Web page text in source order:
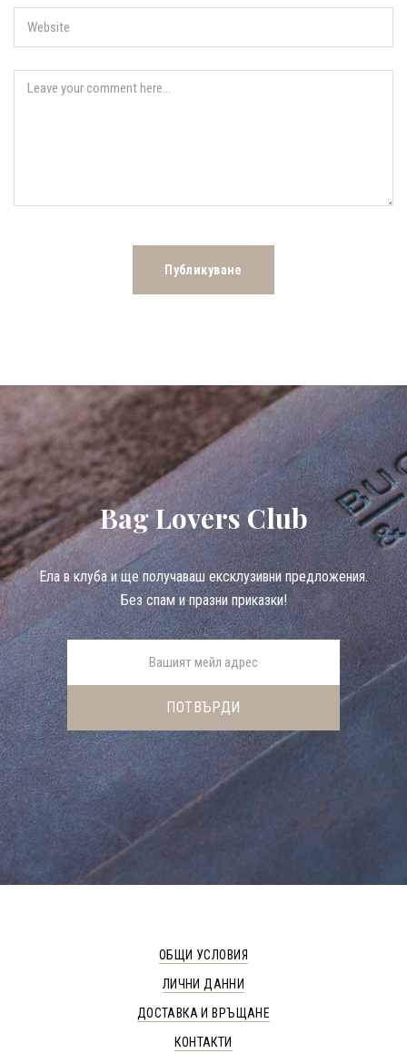
Bag Lovers Club
Eла в клуба и ще получаваш ексклузивни предложения.
Без спам и празни приказки!
ОБЩИ УСЛОВИЯ
ЛИЧНИ ДАННИ
ДОСТАВКА И ВРЪЩАНЕ
КОНТАКТИ